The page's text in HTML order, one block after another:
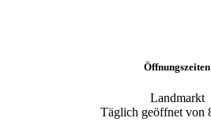
Öffnungszeiten
Landmarkt
Täglich geöffnet von